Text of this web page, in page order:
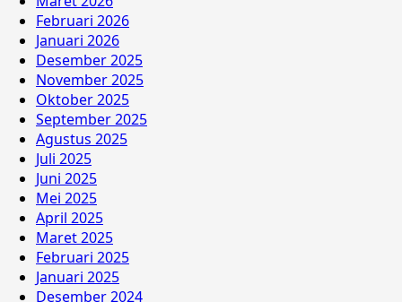
Februari 2026
Januari 2026
Desember 2025
November 2025
Oktober 2025
September 2025
Agustus 2025
Juli 2025
Juni 2025
Mei 2025
April 2025
Maret 2025
Februari 2025
Januari 2025
Desember 2024